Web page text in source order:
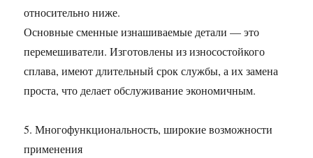
относительно ниже.
Основные сменные изнашиваемые детали — это
перемешиватели. Изготовлены из износостойкого
сплава, имеют длительный срок службы, а их замена
проста, что делает обслуживание экономичным.
5. Многофункциональность, широкие возможности
применения